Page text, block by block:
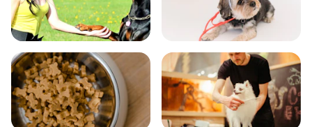
飼い方 健康